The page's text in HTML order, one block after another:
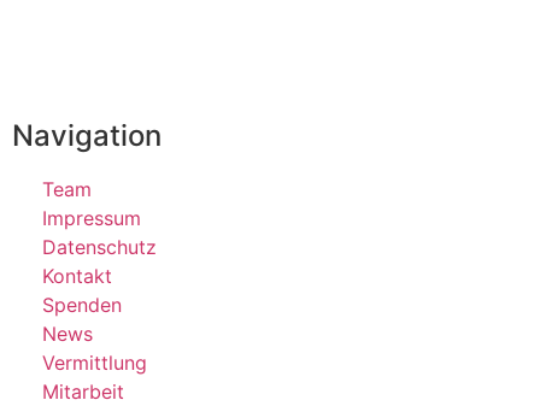
Navigation
Team
Impressum
Datenschutz
Kontakt
Spenden
News
Vermittlung
Mitarbeit